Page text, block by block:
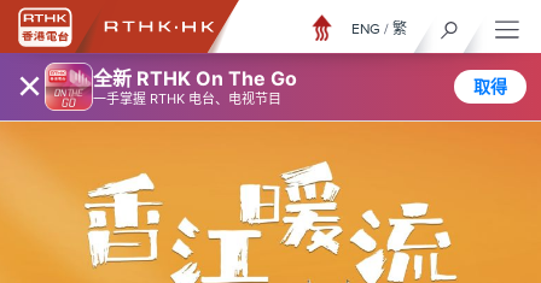
× 全新 RTHK On The Go
一手掌握 RTHK 电台、电视节目
取得
ENG / 繁